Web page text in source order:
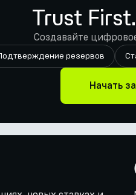
Trust
Создавайте
резервов
Начать